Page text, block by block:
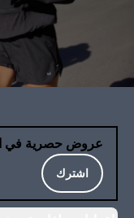
عروض حصرية في
اشترك